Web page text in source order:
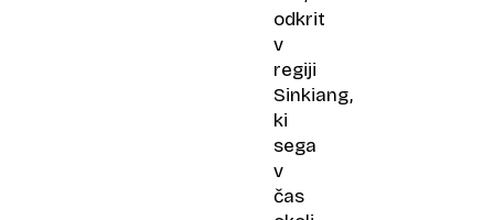
odkrit
v
regiji
Sinkiang,
ki
sega
v
čas